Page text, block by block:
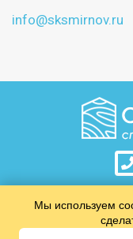
info@sksmirnov.ru
Мы используем